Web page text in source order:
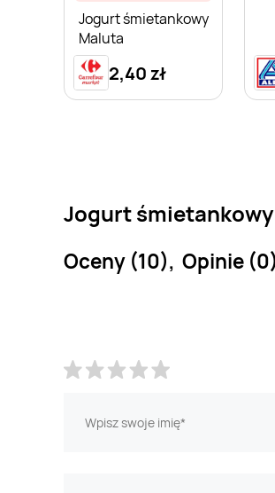
Jogurt śmietankowy
Maluta
2,40 zł
Jogurt
Oceny (10), Opinie (0)